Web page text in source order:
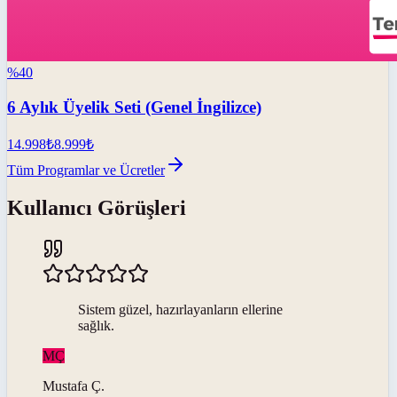
%40
6 Aylık Üyelik Seti (Genel İngilizce)
14.998₺8.999₺
Tüm Programlar ve Ücretler
Kullanıcı Görüşleri
Sistem güzel, hazırlayanların ellerine
sağlık.
MÇ
Mustafa Ç.